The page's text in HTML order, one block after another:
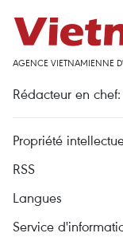
AGENCE VIETNAMIENNE
Rédacteur en
Propriété
RSS
Langues
Service